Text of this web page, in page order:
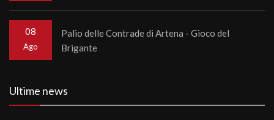
08
Ago
Palio delle Contrade di Artena - Gioco del
Brigante
Ultime news